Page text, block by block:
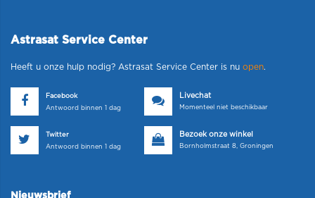
Astrasat Service Center
Heeft u onze hulp nodig? Astrasat Service Center is nu open.
Facebook
Antwoord binnen 1 dag
Livechat
Momenteel niet beschikbaar
Twitter
Antwoord binnen 1 dag
Bezoek onze winkel
Bornholmstraat 8, Groningen